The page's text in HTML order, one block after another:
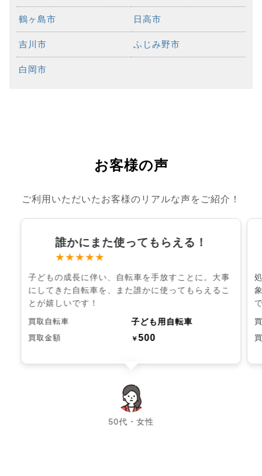
鶴ヶ島市 日高市
吉川市 ふじみ野市
白岡市
お客様の声
ご利用いただいたお客様のリアルな声をご紹介！
誰かにまた使ってもらえる！
★★★★★
子どもの成長に伴い、自転車を手放すことに。大事
にしてきた自転車を、また誰かに使ってもらえるこ
とが嬉しいです！
買取自転車 子ども用自転車
買取金額 ￥500
50代・女性
chevron_left chevron_right